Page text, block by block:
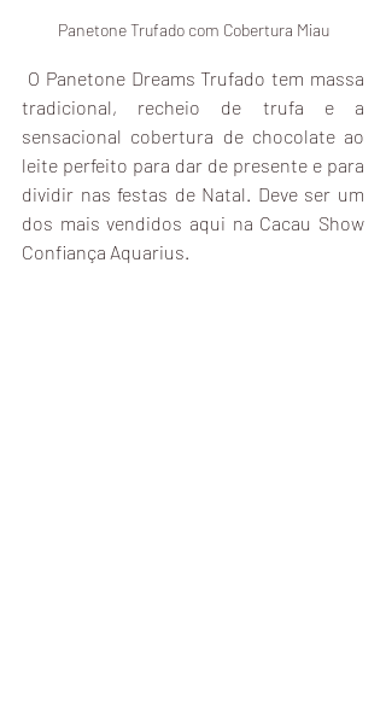
Panetone Trufado com Cobertura Miau
tradicional, recheio de trufa e a
sensacional cobertura de chocolate ao
leite perfeito para dar de presente e para
dividir nas festas de Natal. Deve ser um
dos mais vendidos aqui na Cacau Show
Confiança Aquarius.